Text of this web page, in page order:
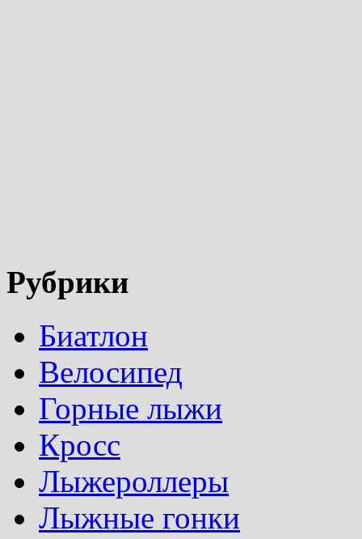
Рубрики
Биатлон
Велосипед
Горные лыжи
Кросс
Лыжероллеры
Лыжные гонки